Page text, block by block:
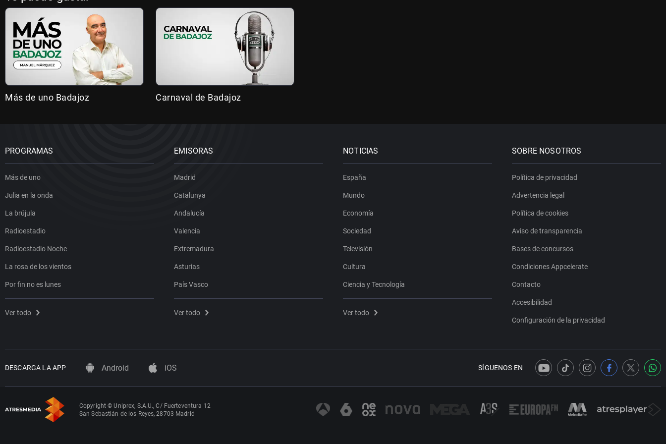
Más de uno Badajoz Carnaval de Badajoz
PROGRAMAS
Más de uno
Julia en la onda
La brújula
Radioestadio
Radioestadio Noche
La rosa de los vientos
Por fin no es lunes
Ver todo
EMISORAS
Madrid
Catalunya
Andalucía
Valencia
Extremadura
Asturias
País Vasco
Ver todo
NOTICIAS
España
Mundo
Economía
Sociedad
Televisión
Cultura
Ciencia y Tecnología
Ver todo
SOBRE NOSOTROS
Política de privacidad
Advertencia legal
Política de cookies
Aviso de transparencia
Bases de concursos
Condiciones Appcelerate
Contacto
Accesibilidad
Configuración de la privacidad
DESCARGA LA APP Android iOS SÍGUENOS EN
Copyright © Uniprex, S.A.U., C/ Fuerteventura 12
San Sebastián de los Reyes, 28703 Madrid